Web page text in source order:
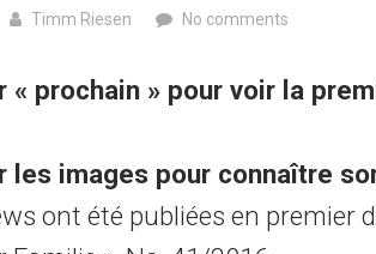
Timm Riesen No comments
« prochain » pour voir la
les images pour connaître
ont été publiées en premier